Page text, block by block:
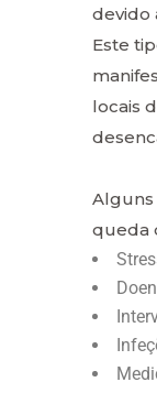
devido
Este
locais
queda